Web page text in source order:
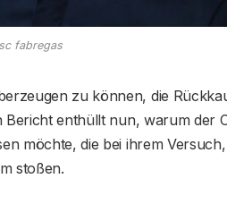
fabregas
zu können, die
enthüllt nun, warum der
möchte, die bei ihrem Versuch,
stoßen.